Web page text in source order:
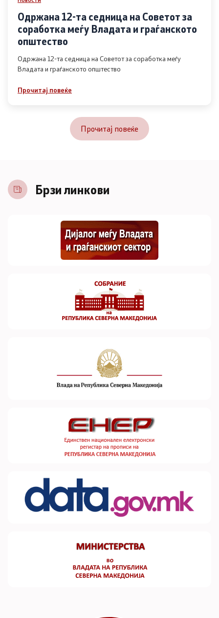
Одржана 12-та седница на Советот за
соработка меѓу Владата и граѓанското
општество
Одржана 12-та седница на Советот за соработка меѓу
Владата и граѓанското општество
Прочитај повеќе
Прочитај повеќе
Брзи линкови